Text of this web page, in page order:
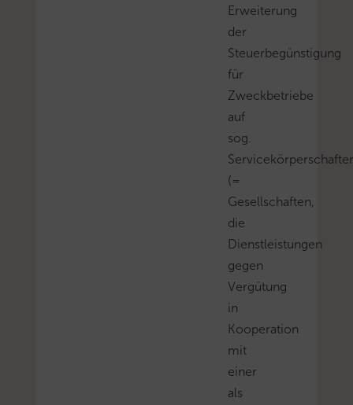
Erweiterung
der
Steuerbegünstigung
für
Zweckbetriebe
auf
sog.
(=
Gesellschaften,
die
Dienstleistungen
gegen
Vergütung
in
Kooperation
mit
einer
als